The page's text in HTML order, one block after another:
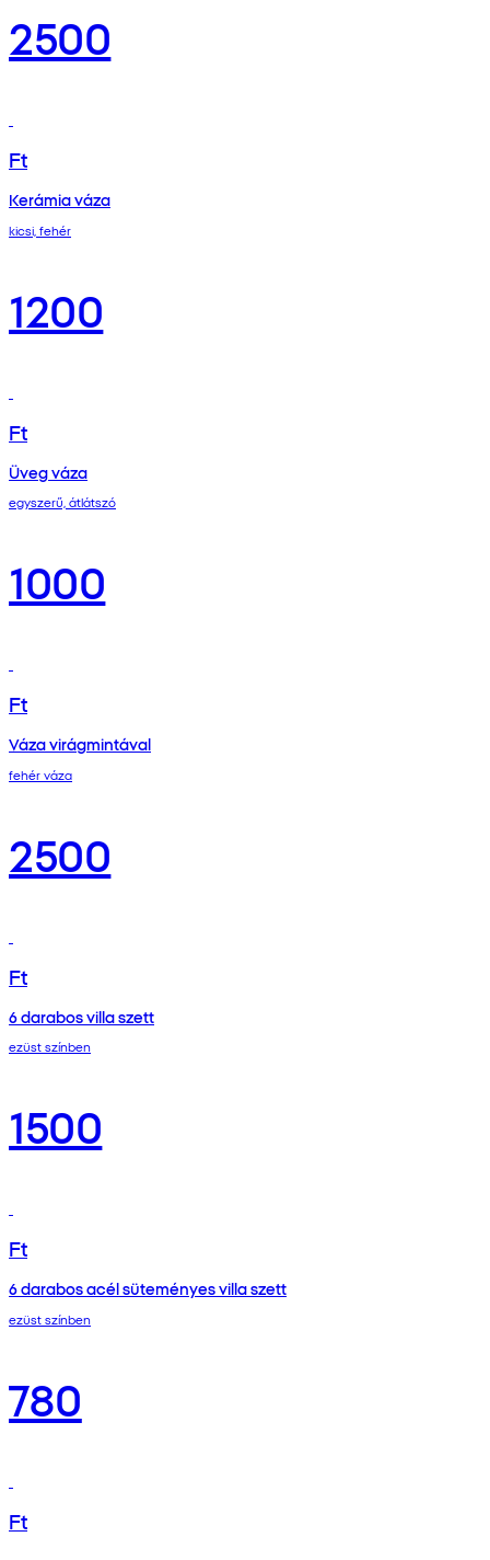
2500
Ft
Kerámia váza
kicsi, fehér
1200
Ft
Üveg váza
egyszerű, átlátszó
1000
Ft
Váza virágmintával
fehér váza
2500
Ft
6 darabos villa szett
ezüst színben
1500
Ft
6 darabos acél süteményes villa szett
ezüst színben
780
Ft